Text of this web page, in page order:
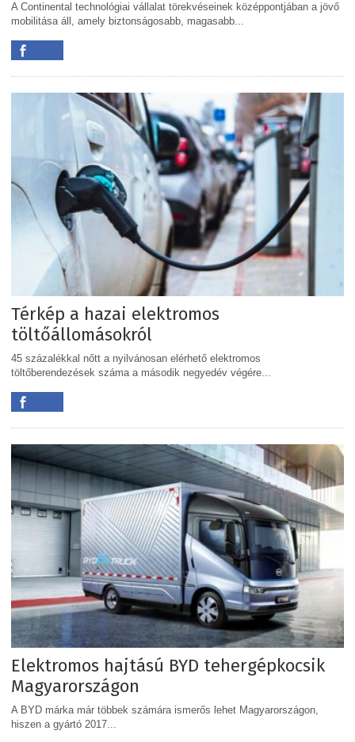
A Continental technológiai vállalat törekvéseinek középpontjában a jövő
mobilitása áll, amely biztonságosabb, magasabb...
Térkép a hazai elektromos
töltőállomásokról
45 százalékkal nőtt a nyilvánosan elérhető elektromos
töltőberendezések száma a második negyedév végére...
Elektromos hajtású BYD tehergépkocsik
Magyarországon
A BYD márka már többek számára ismerős lehet Magyarországon,
hiszen a gyártó 2017...